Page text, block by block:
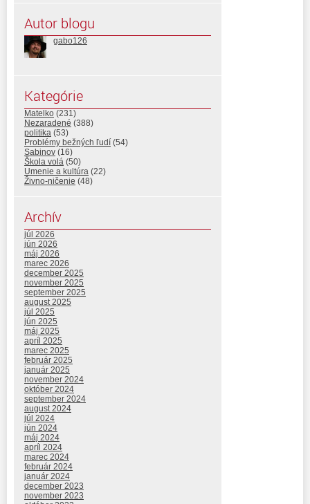
Autor blogu
gabo126
Kategórie
Matelko (231)
Nezaradené (388)
politika (53)
Problémy bežných ľudí (54)
Sabinov (16)
Škola volá (50)
Umenie a kultúra (22)
Živno-ničenie (48)
Archív
júl 2026
jún 2026
máj 2026
marec 2026
december 2025
november 2025
september 2025
august 2025
júl 2025
jún 2025
máj 2025
apríl 2025
marec 2025
február 2025
január 2025
november 2024
október 2024
september 2024
august 2024
júl 2024
jún 2024
máj 2024
apríl 2024
marec 2024
február 2024
január 2024
december 2023
november 2023